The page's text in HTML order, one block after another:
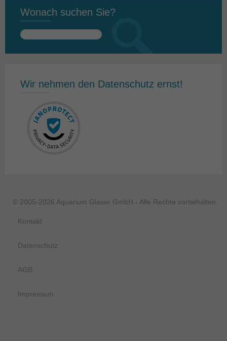
Wonach suchen Sie?
Suchen
Wir nehmen den Datenschutz ernst!
© 2005-2026 Aquarium Glaser GmbH - Alle Rechte vorbehalten.
Kontakt
Datenschutz
AGB
Impressum